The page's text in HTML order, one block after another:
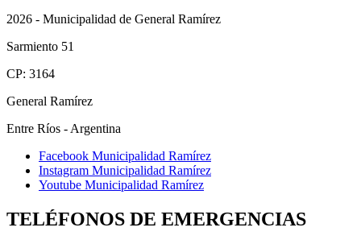
2026 - Municipalidad de General Ramírez
Sarmiento 51
CP: 3164
General Ramírez
Entre Ríos - Argentina
Facebook Municipalidad Ramírez
Instagram Municipalidad Ramírez
Youtube Municipalidad Ramírez
TELÉFONOS DE EMERGENCIAS